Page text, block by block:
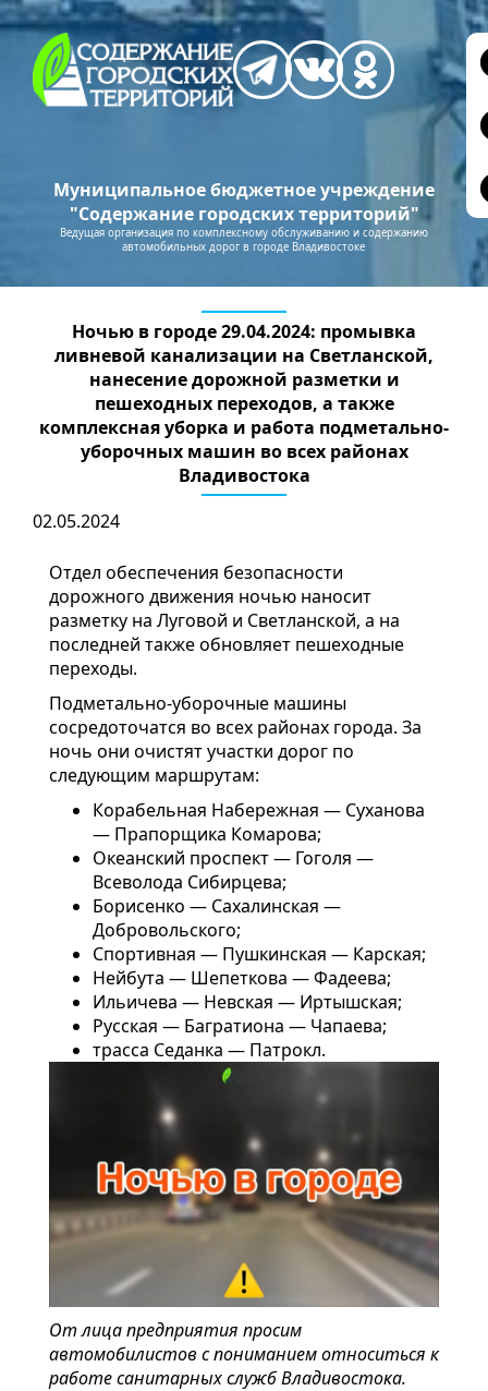
Муниципальное бюджетное учреждение
"Содержание городских территорий"
Ведущая организация по комплексному обслуживанию и содержанию
автомобильных дорог в городе Владивостоке
Ночью в городе 29.04.2024: промывка
ливневой канализации на Светланской,
нанесение дорожной разметки и
пешеходных переходов, а также
комплексная уборка и работа подметально-
уборочных машин во всех районах
Владивостока
02.05.2024
Отдел обеспечения безопасности
дорожного движения ночью наносит
разметку на Луговой и Светланской, а на
последней также обновляет пешеходные
переходы.
Подметально-уборочные машины
сосредоточатся во всех районах города. За
ночь они очистят участки дорог по
следующим маршрутам:
Корабельная Набережная — Суханова
— Прапорщика Комарова;
Океанский проспект — Гоголя —
Всеволода Сибирцева;
Борисенко — Сахалинская —
Добровольского;
Спортивная — Пушкинская — Карская;
Нейбута — Шепеткова — Фадеева;
Ильичева — Невская — Иртышская;
Русская — Багратиона — Чапаева;
трасса Седанка — Патрокл.
От лица предприятия просим
автомобилистов с пониманием относиться к
работе санитарных служб Владивостока.